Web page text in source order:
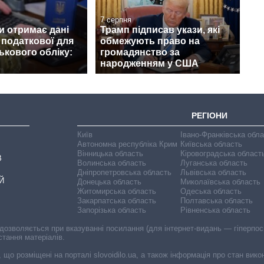
отримає дані
податкової для
обліку:
7 серпня
Трамп підписав укази, які
обмежують право на
громадянство за
народженням у США
РЕГІОНИ
Київ
Автономна республіка Крим
Вінницька область
Волинська область
Дніпропетровська область
Донецька область
Житомирська область
Закарпатська область
Запорізька область
Івано-Франківська
Київська область
Кіровоградська
Луганська область
Львівська область
Миколаївська область
Одеська область
Полтавська область
Рівненська область
при вказуванні посилання (для інтернет-видань —
матеріалів.
що розміщені на порталі slovoidilo.ua, а також інформація про стан